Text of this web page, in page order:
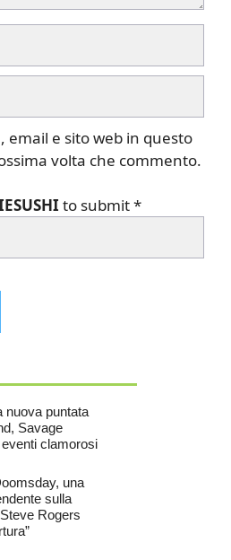
email e sito web in questo
volta che commento.
to submit*
nuova puntata
Savage
eventi clamorosi
una
sulla
Rogers